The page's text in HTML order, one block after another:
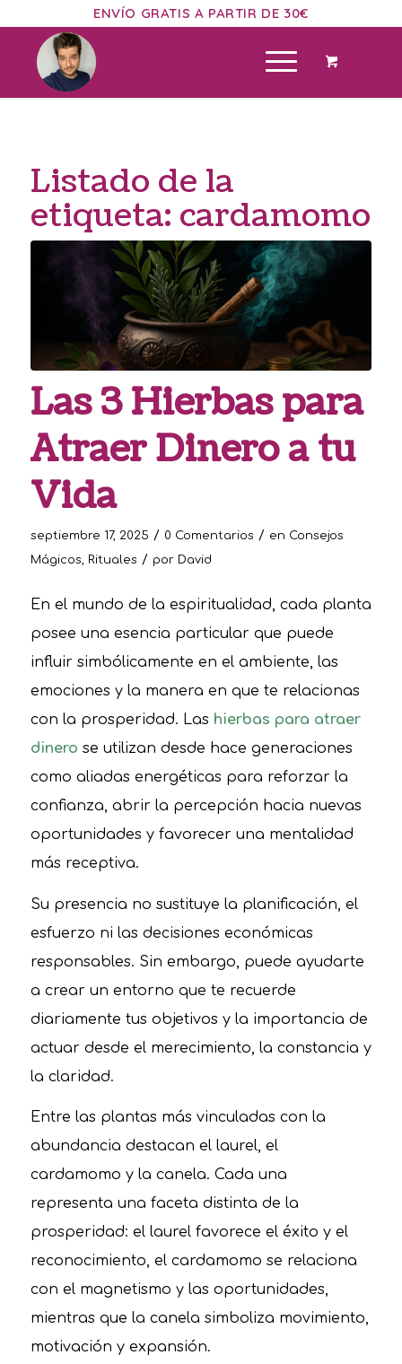
ENVÍO GRATIS A PARTIR DE 30€
Listado de la
etiqueta: cardamomo
Las 3 Hierbas para
Atraer Dinero a tu
Vida
septiembre 17, 2025 / 0 Comentarios / en Consejos
Mágicos
Rituales / por David
En el mundo de la espiritualidad, cada planta
posee una esencia particular que puede
influir simbólicamente en el ambiente, las
emociones y la manera en que te relacionas
con la prosperidad. Las hierbas para atraer
dinero se utilizan desde hace generaciones
como aliadas energéticas para reforzar la
confianza, abrir la percepción hacia nuevas
oportunidades y favorecer una mentalidad
más receptiva.
Su presencia no sustituye la planificación, el
esfuerzo ni las decisiones económicas
responsables. Sin embargo, puede ayudarte
a crear un entorno que te recuerde
diariamente tus objetivos y la importancia de
actuar desde el merecimiento, la constancia y
la claridad.
Entre las plantas más vinculadas con la
abundancia destacan el laurel, el
cardamomo y la canela. Cada una
representa una faceta distinta de la
prosperidad: el laurel favorece el éxito y el
reconocimiento, el cardamomo se relaciona
con el magnetismo y las oportunidades,
mientras que la canela simboliza movimiento,
motivación y expansión.